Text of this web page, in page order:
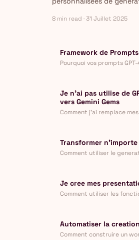
technique.
8 min read · 31 Juillet 2025
Framework de
Pourquoi vos prompts
Je n'ai pas utilise de
vers Gemini Gems
Comment j'ai remplace
Transformer
Comment utiliser le
Je cree mes
Comment utiliser les
Automatiser la
Comment construire un